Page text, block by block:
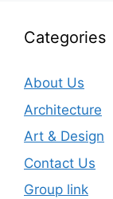
Categories
About Us
Architecture
Art & Design
Contact Us
Group link